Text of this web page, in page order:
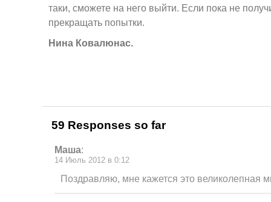
таки, сможете на него выйти. Если пока не
прекращать попытки.
Нина Ковалюнас.
59 Responses so far
Маша:
14 Июль 2012 в 0:12
Поздравляю, мне кажется это великолепная